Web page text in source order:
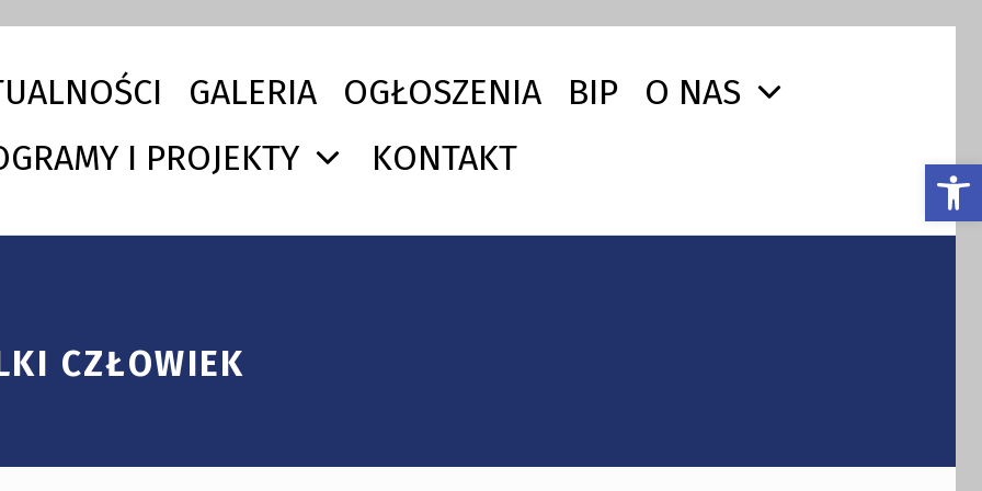
Otwórz pasek narzędzi
GALERIA OGŁOSZENIA BIP
O NAS
I PROJEKTY
KONTAKT
CZŁOWIEK